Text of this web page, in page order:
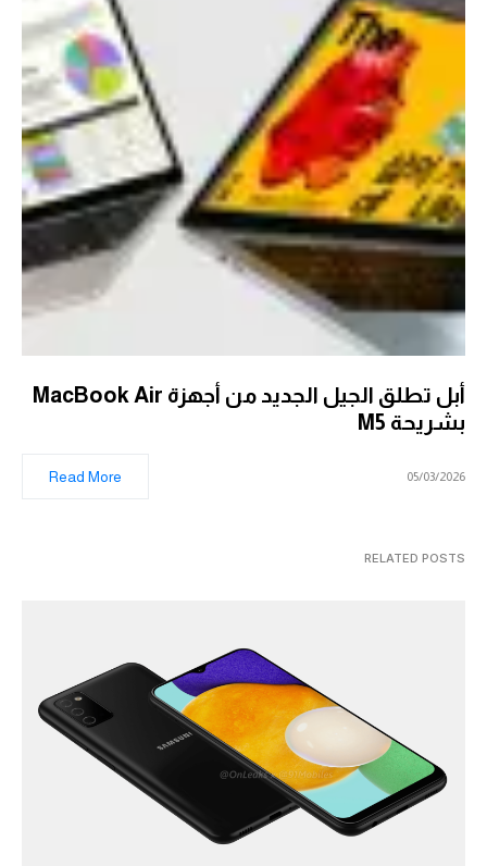
أبل تطلق الجيل الجديد من أجهزة MacBook Air
بشريحة M5
05/03/2026
Read More
RELATED POSTS